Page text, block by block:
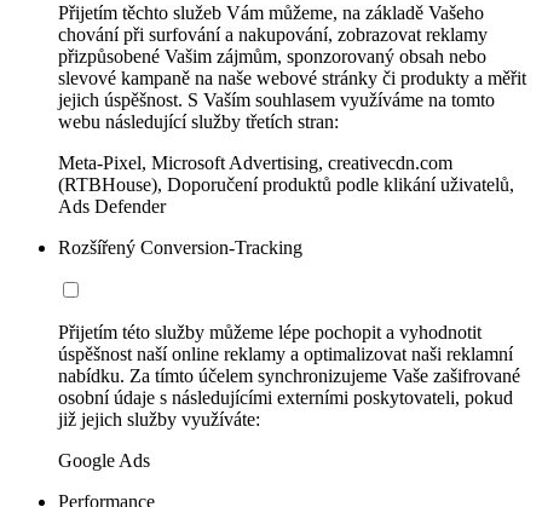
Přijetím těchto služeb Vám můžeme, na základě Vašeho
chování při surfování a nakupování, zobrazovat reklamy
přizpůsobené Vašim zájmům, sponzorovaný obsah nebo
slevové kampaně na naše webové stránky či produkty a měřit
jejich úspěšnost. S Vaším souhlasem využíváme na tomto
webu následující služby třetích stran:
Meta-Pixel, Microsoft Advertising, creativecdn.com
(RTBHouse), Doporučení produktů podle klikání uživatelů,
Ads Defender
Rozšířený Conversion-Tracking
Přijetím této služby můžeme lépe pochopit a vyhodnotit
úspěšnost naší online reklamy a optimalizovat naši reklamní
nabídku. Za tímto účelem synchronizujeme Vaše zašifrované
osobní údaje s následujícími externími poskytovateli, pokud
již jejich služby využíváte:
Google Ads
Performance